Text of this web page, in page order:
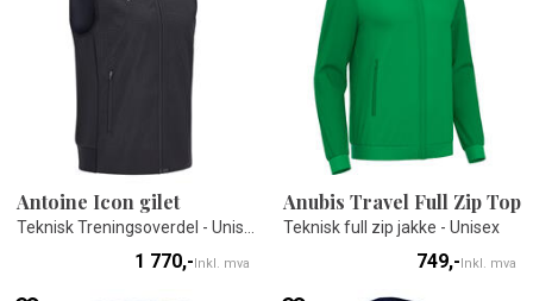
Antoine Icon gilet
1 770,-Inkl. mva
Anubis Travel Full Zip Top
Teknisk full zip jakke - Unisex
749,-Inkl. mva